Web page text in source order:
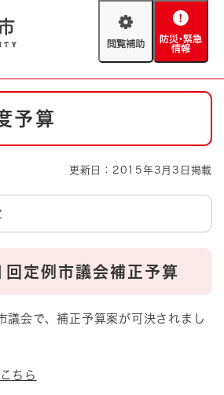
閲
助
防
緊
青
とじる
情報
ップ AED設置箇所
予算
更新日：2015年3月3日掲載
定例市議会補正予算
会で、補正予算案が可決されまし
ちら